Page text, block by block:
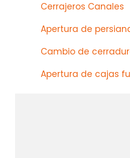
Cerrajeros Canales
Apertura de
Cambio de
Apertura de cajas